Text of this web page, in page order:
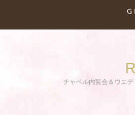
チャペル内覧会＆ウエ